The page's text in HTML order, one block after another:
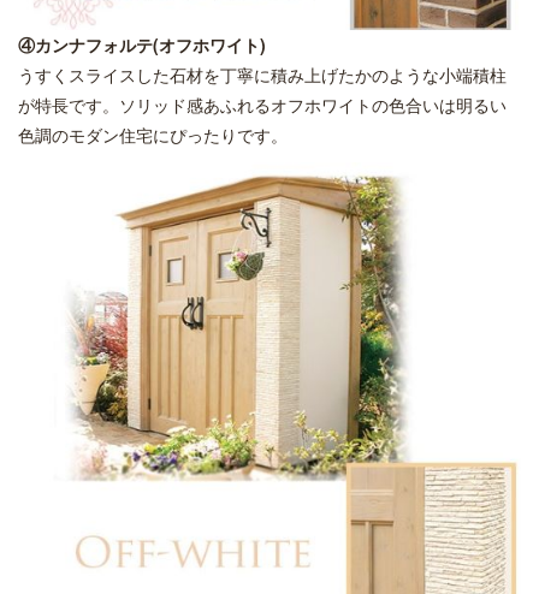
④カンナフォルテ(オフホワイト)
うすくスライスした石材を丁寧に積み上げたかのような小端積柱
が特長です。ソリッド感あふれるオフホワイトの色合いは明るい
色調のモダン住宅にぴったりです。